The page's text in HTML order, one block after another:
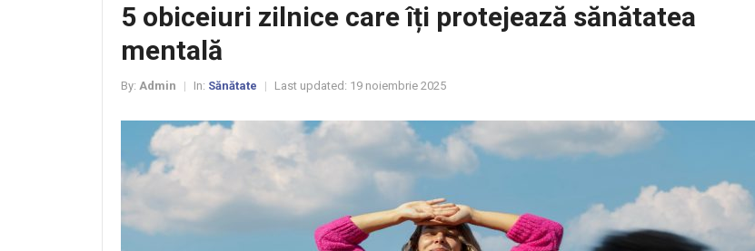
5 obiceiuri zilnice care îți protejează sănătatea
mentală
By: Admin In: Sănătate Last updated: 19 noiembrie 2025